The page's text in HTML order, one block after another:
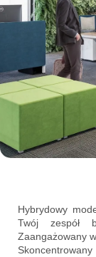
Hybrydowy
Twój zespół
Zaangażowany